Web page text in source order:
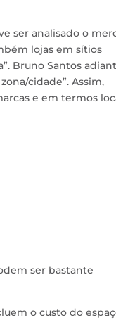
ser analisado o
lojas em sítios
Bruno Santos
cidade”. Assim,
e em termos
ser bastante
o custo do